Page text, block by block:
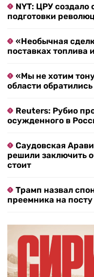
NYT: ЦРУ создало
подготовки
«Необычная
поставках
«Мы не хотим
области
Reuters: Рубио
осужденного в
Саудовская
решили заключить
стоит
Трамп назвал
преемника на